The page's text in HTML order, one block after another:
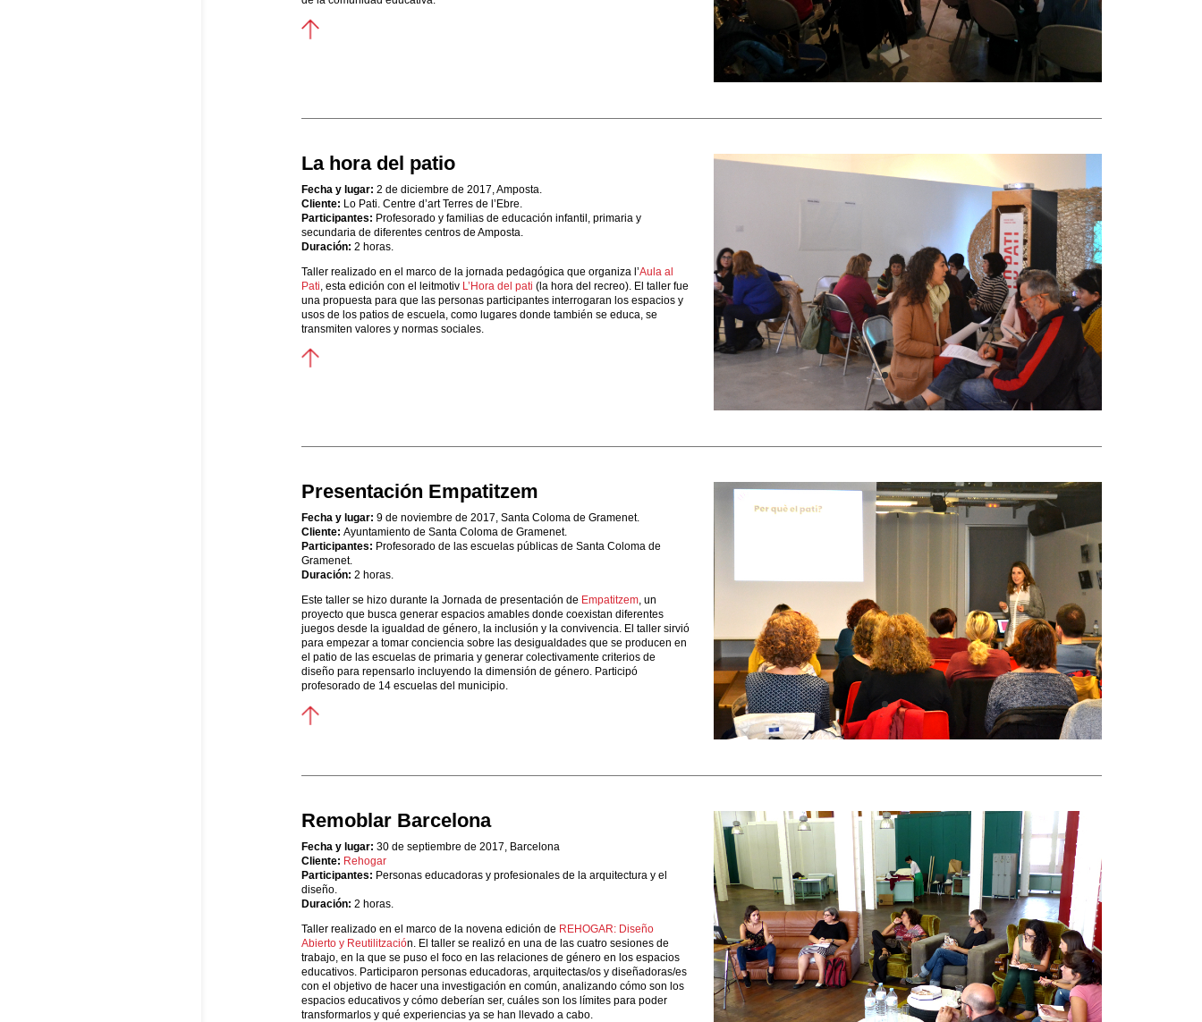
La hora del patio
Fecha y lugar: 2 de diciembre de 2017, Amposta.
Cliente: Lo Pati. Centre d’art Terres de l’Ebre.
Participantes: Profesorado y familias de educación infantil, primaria y
secundaria de diferentes centros de Amposta.
Duración: 2 horas.
Taller realizado en el marco de la jornada pedagógica que organiza l’Aula al
Pati , esta edición con el leitmotiv L’Hora del pati (la hora del recreo). El taller fue
una propuesta para que las personas participantes interrogaran los espacios y
usos de los patios de escuela, como lugares donde también se educa, se
transmiten valores y normas sociales.
Presentación Empatitzem
Fecha y lugar: 9 de noviembre de 2017, Santa Coloma de Gramenet.
Cliente: Ayuntamiento de Santa Coloma de Gramenet.
Participantes: Profesorado de las escuelas públicas de Santa Coloma de
Gramenet.
Duración: 2 horas.
Este taller se hizo durante la Jornada de presentación de Empatitzem, un
proyecto que busca generar espacios amables donde coexistan diferentes
juegos desde la igualdad de género, la inclusión y la convivencia. El taller sirvió
para empezar a tomar conciencia sobre las desigualdades que se producen en
el patio de las escuelas de primaria y generar colectivamente criterios de
diseño para repensarlo incluyendo la dimensión de género. Participó
profesorado de 14 escuelas del municipio.
Remoblar Barcelona
Fecha y lugar: 30 de septiembre de 2017, Barcelona
Cliente: Rehogar
Participantes: Personas educadoras y profesionales de la arquitectura y el
diseño.
Duración: 2 horas.
Taller realizado en el marco de la novena edición de REHOGAR: Diseño
Abierto y Reutilitzación. El taller se realizó en una de las cuatro sesiones de
trabajo, en la que se puso el foco en las relaciones de género en los espacios
educativos. Participaron personas educadoras, arquitectas/os y diseñadoras/es
con el objetivo de hacer una investigación en común, analizando cómo son los
espacios educativos y cómo deberían ser, cuáles son los límites para poder
transformarlos y qué experiencias ya se han llevado a cabo.